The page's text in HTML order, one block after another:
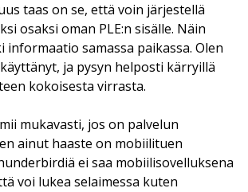
taas on se, että voin järjestellä
osaksi oman PLE:n sisälle. Näin
informaatio samassa paikassa. Olen
ja pysyn helposti kärryillä
kokoisesta virrasta.
mukavasti, jos on palvelun
ainut haaste on mobiilituen
ei saa mobiilisovelluksena
voi lukea selaimessa kuten